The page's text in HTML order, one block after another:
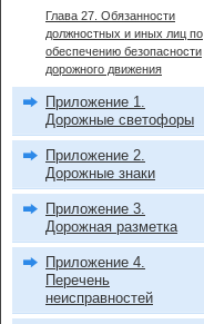
Глава 27. Обязанности
должностных и иных лиц по
обеспечению безопасности
дорожного движения
Приложение 1.
Дорожные светофоры
Приложение 2.
Дорожные знаки
Приложение 3.
Дорожная разметка
Приложение 4.
Перечень
неисправностей